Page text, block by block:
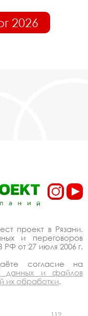
2026
проект в Рязани.
и переговоров
от 27 июля 2006 г.
согласие на
данных и файлов
их обработки.